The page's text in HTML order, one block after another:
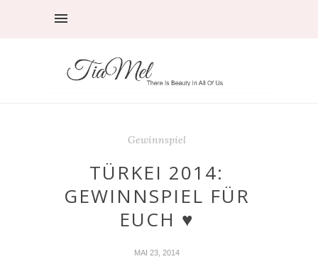
Gewinnspiel
TÜRKEI 2014:
GEWINNSPIEL FÜR
EUCH ♥
MAI 23, 2014